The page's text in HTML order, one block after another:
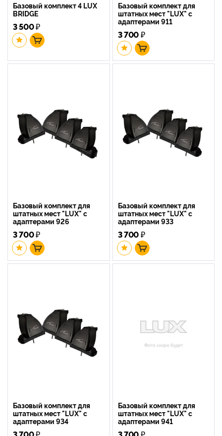
Базовый комплект 4 LUX
BRIDGE
3 500₽
Базовый комплект для
штатных мест "LUX" с
адаптерами 911
3 700₽
Базовый комплект для
штатных мест "LUX" с
адаптерами 926
3 700₽
Базовый комплект для
штатных мест "LUX" с
адаптерами 933
3 700₽
Базовый комплект для
штатных мест "LUX" с
адаптерами 934
Базовый комплект для
штатных мест "LUX" с
адаптерами 941